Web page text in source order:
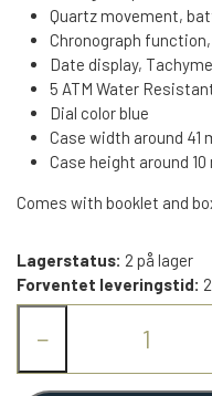
Quartz movement,
Chronograph
Date display,
5 ATM Water
Dial color blue
Case width around 41
Case height around 10
Comes with booklet and
Lagerstatus: 2 på lager
Forventet leveringstid:
−